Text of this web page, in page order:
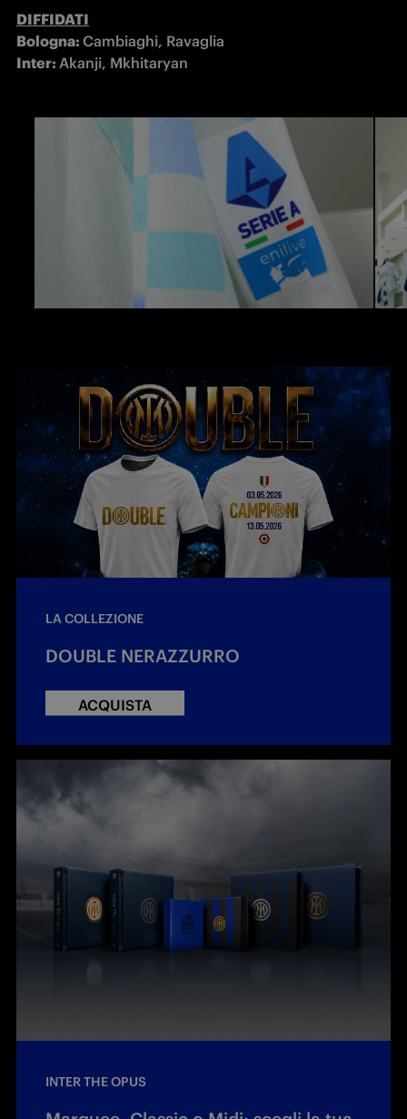
DIFFIDATI
Bologna:
Inter: Akanji, Mkhitaryan
LA COLLEZIONE
DOUBLE NERAZZURRO
ACQUISTA
INTER THE OPUS